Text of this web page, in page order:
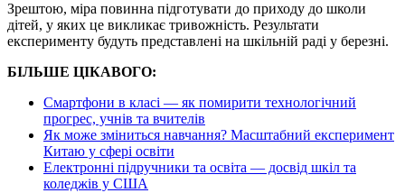
Зрештою, міра повинна підготувати до приходу до школи
дітей, у яких це викликає тривожність. Результати
експерименту будуть представлені на шкільній раді у березні.
БІЛЬШЕ ЦІКАВОГО:
Смартфони в класі — як помирити технологічний
прогрес, учнів та вчителів
Як може зміниться навчання? Масштабний експеримент
Китаю у сфері освіти
Електронні підручники та освіта — досвід шкіл та
коледжів у США